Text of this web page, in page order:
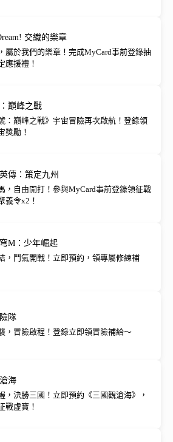
交織的樂章
屬於我們的樂章！完成MyCard事前登錄抽
應援禮！
巔峰之戰
：巔峰之戰》宇宙冒險再次啟航！登錄領
獎勵！
傳：策定九州
，自由開打！參與MyCard事前登錄領征戰
義令x2！
M：少年崛起
，鬥氣開戰！立即預約，領專屬修練補
隊
，冒險啟程！登錄立即領冒險補給～
海
，決勝三國！立即預約《三國觀滄海》，
戰虛寶！